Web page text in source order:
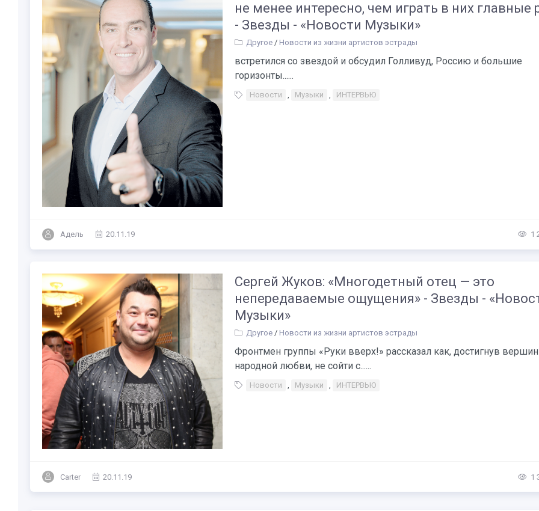
не менее интересно, чем играть в них главные
- Звезды - «Новости Музыки»
Другое / Новости из жизни артистов эстрады
встретился со звездой и обсудил Голливуд, Россию и большие
горизонты......
Новости , Музыки , ИНТЕРВЬЮ
Адель 20.11.19 1
Сергей Жуков: «Многодетный отец — это
непередаваемые ощущения» - Звезды -
Музыки»
Другое / Новости из жизни артистов эстрады
Фронтмен группы «Руки вверх!» рассказал как, достигнув вершин
народной любви, не сойти с......
Новости Музыки ИНТЕРВЬЮ
Carter 20.11.19 1